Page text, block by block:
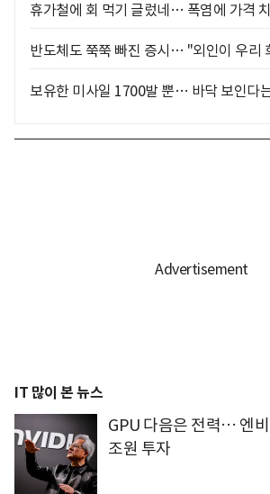
휴가철에 회 먹기 글렀네… 폭염에 가격
반도체도 쭉쭉 빠진 증시… "외인이 우리
보유한 미사일 1700발 뿐… 바닥 보인다
IT 많이 본 뉴스
GPU 다음은 전력… 엔
조원 투자